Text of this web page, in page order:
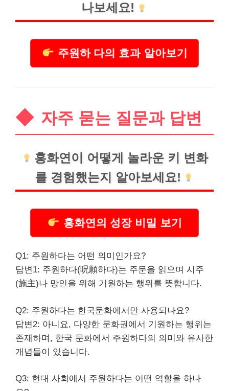
나보세요!
주원하 다의 효과 알아보기
자주 묻는 질문과 답변
홍화연이 어떻게 놀라운 키 변화
를 경험했는지 알아보세요!
홍화연의 성장 비밀 보기
Q1: 주원하다는 어떤 의미인가요?
답변1: 주원하다(呪願하다)는 주문을 읽으며 시주
(施主)나 망인을 위해 기원하는 행위를 뜻합니다.
Q2: 주원하다는 한국문화에서만 사용되나요?
답변2: 아니요, 다양한 문화권에서 기원하는 행위는
존재하며, 한국 문화에서 주원하다의 의미와 유사한
개념들이 있습니다.
Q3: 현대 사회에서 주원하다는 어떤 역할을 하나